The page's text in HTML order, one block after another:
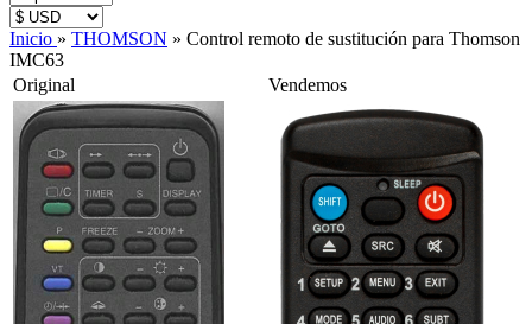
Inicio » THOMSON » Control remoto de sustitución para Thomson
IMC63
Original
Vendemos